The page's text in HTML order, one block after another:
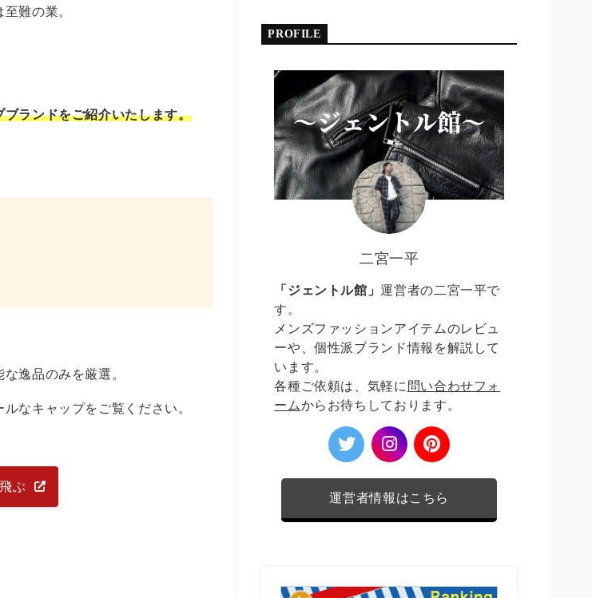
難の業。
ランドをご紹介いたします。
逸品のみを厳選。
なキャップをご覧ください。
ぶ
PROFILE
二宮一平
「ジェントル館」運営者の二宮一平で
す。
メンズファッションアイテムのレビュ
ーや、個性派ブランド情報を解説して
います。
各種ご依頼は、気軽に 問い合わせフォ
ームからお待ちしております。
運営者情報はこちら